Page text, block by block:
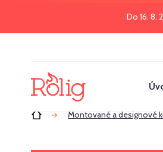
Do 16. 8.
Úvod Montované a designové